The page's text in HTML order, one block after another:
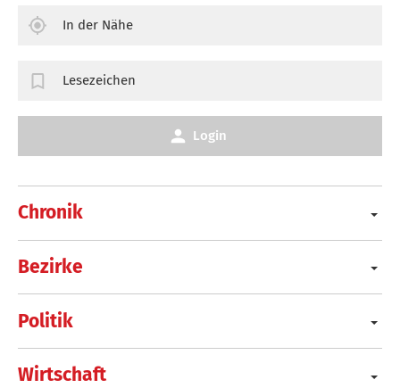
Chronik
Bezirke
Politik
Wirtschaft
In der Nähe
Lesezeichen
Login